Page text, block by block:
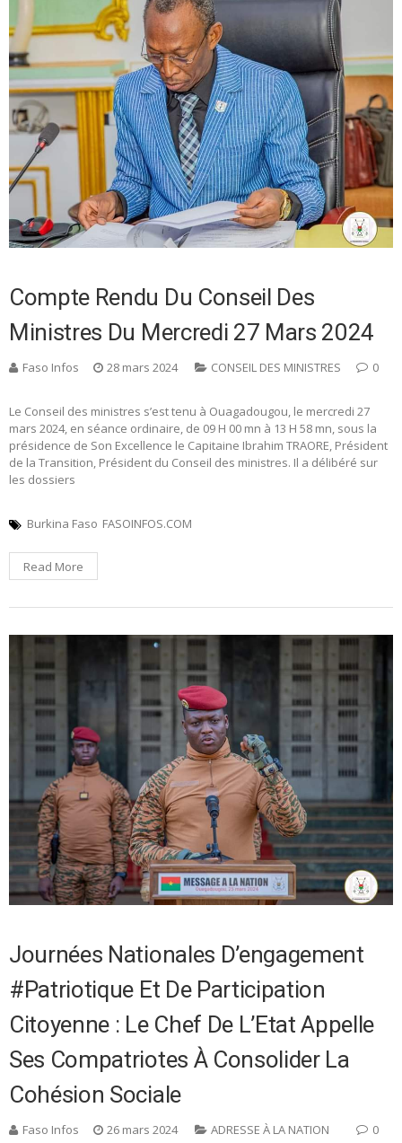
Compte Rendu Du Conseil Des
Ministres Du Mercredi 27 Mars 2024
Faso Infos 28 mars 2024 CONSEIL DES MINISTRES 0
Le Conseil des ministres s’est tenu à Ouagadougou, le mercredi 27
mars 2024, en séance ordinaire, de 09 H 00 mn à 13 H 58 mn, sous la
présidence de Son Excellence le Capitaine Ibrahim TRAORE, Président
de la Transition, Président du Conseil des ministres. Il a délibéré sur
les dossiers
Burkina Faso FASOINFOS.COM
Read More
Journées Nationales D’engagement
#patriotique Et De Participation
Citoyenne : Le Chef De L’Etat Appelle
Ses Compatriotes À Consolider La
Cohésion Sociale
Faso Infos 26 mars 2024 ADRESSE À LA NATION 0